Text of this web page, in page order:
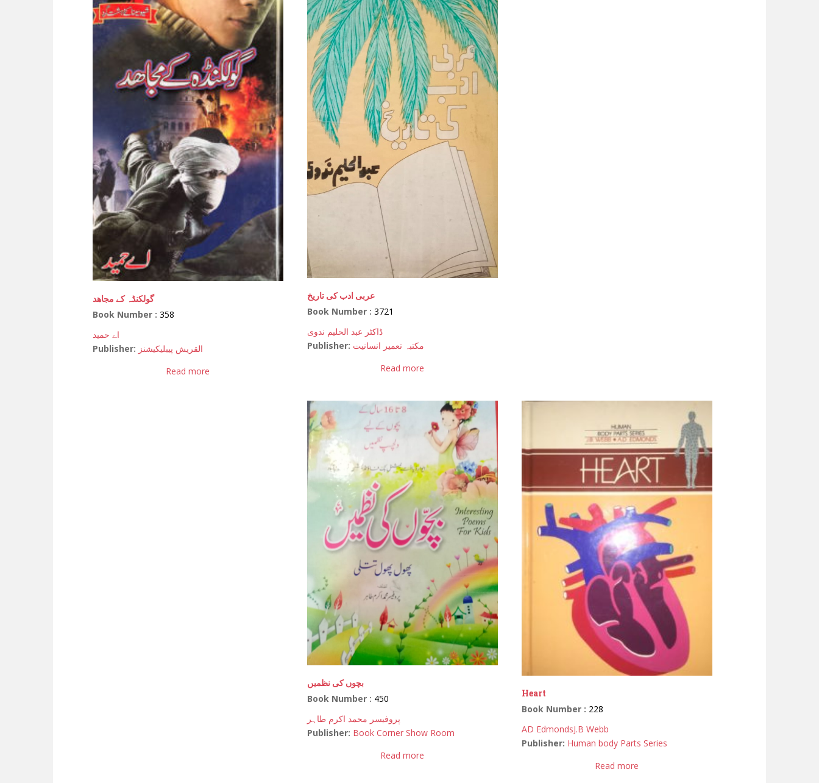
گولکنڈہ کے مجاھد
Book Number : 358
اے حمید
Publisher: القریش پیبلیکیشنز
Read more
عربی ادب کی تاریخ
Book Number :3721
ڈاکٹر عبد الحلیم ندوی
Publisher: مکتبہ تعمیر انسانیت
Read more
بچوں کی نظمیں
Book Number : 450
پروفیسر محمد اکرم طاہر
Publisher: Book Corner Show Room
Read more
Heart
Book Number : 228
AD EdmondsJ.B Webb
Publisher: Human body Parts Series
Read more